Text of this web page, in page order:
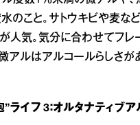
のこと。サトウキビや麦
人気。気分に合わせてフレ
アルはアルコールらしさ
”ライフ 3：オルタナティブ